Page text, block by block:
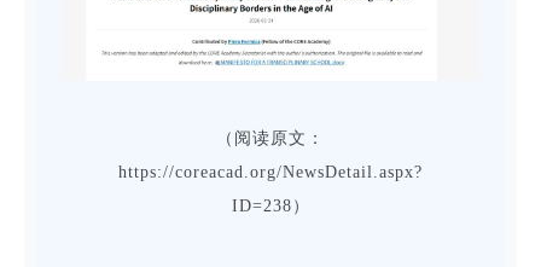
（ 阅读原文：
https://coreacad.org/NewsDetail.aspx?
ID=238 ）